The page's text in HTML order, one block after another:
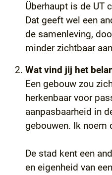
Überhaupt is de UT
Dat geeft wel een
de samenleving,
minder zichtbaar
Wat vind jij het
Een gebouw zou
herkenbaar voor
aanpasbaarheid in
gebouwen. Ik noem
De stad kent een
en eigenheid van